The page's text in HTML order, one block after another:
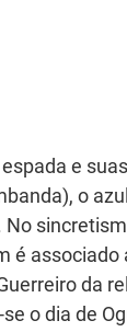
e
o
No
é associado
da
o dia de